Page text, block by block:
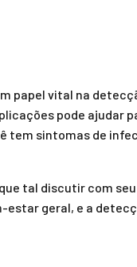
papel vital na
pode ajudar
tem sintomas de
tal discutir com
geral, e a